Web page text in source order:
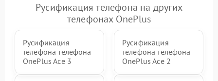
Русификация телефона на других
телефонах OnePlus
Русификация
телефона телефона
OnePlus Ace 3
Русификация
телефона телефона
OnePlus Ace 2